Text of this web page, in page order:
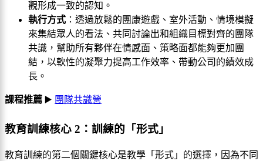
觀形成一致的認知。
執行方式 ：透過放鬆的團康遊戲、室外活動、情境模擬
來集結眾人的看法、共同討論出和組織目標對齊的團隊
共識，幫助所有夥伴在情感面、策略面都能夠更加團
結，以軟性的凝聚力提高工作效率、帶動公司的績效成
長。
課程推薦 ▶️ 團隊共識營
教育訓練核心 2：訓練的「形式」
教育訓練的第二個關鍵核心是教學「形式」的選擇，因為不同